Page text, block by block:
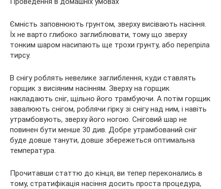
Ємність заповнюють грунтом, зверху висівають насіння.
Їх не варто глибоко заглиблювати, тому що зверху
тонким шаром насипають ще трохи грунту, або перепріла
тирсу.
В снігу роблять невелике заглиблення, куди ставлять
горщик з висіяним насінням. Зверху на горщик
накладають сніг, щільно його трамбуючи. А потім горщик
завалюють снігом, роблячи гірку зі снігу над ним, і навіть
утрамбовують, зверху його ногою. Сніговий шар не
повинен бути менше 30 див. Добре утрамбований сніг
буде довше танути, довше збережеться оптимальна
температура.
Прочитавши статтю до кінця, ви тепер переконались в
тому, стратифікація насіння досить проста процедура,